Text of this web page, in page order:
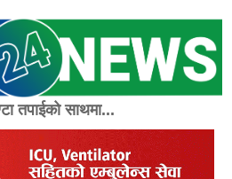
तपाईको साथमा...